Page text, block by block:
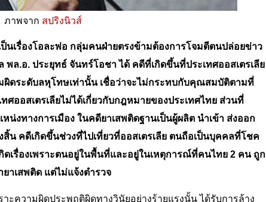
ภาพจาก สปริงนิวส์
นเรื่องโอละพ่อ กลุ่มคนฝ่ายตรงข้ามต้องการโจมตีตนปล่อยข่าว
ล.อ. ประยุทธ์ จันทร์โอชา ได้ คดีที่เกิดขึ้นที่ประเทศออสเตรเลีย
ผิดระดับลหุโทษเท่านั้น เชื่อว่าจะไม่กระทบกับคุณสมบัติตามที่
ออสเตรเลียไม่ได้เกี่ยวกับกฎหมายของประเทศไทย ส่วนที่
งทางการเมือง ในคดียาเสพติดฐานเป็นผู้ผลิต นำเข้า ส่งออก
น คดีเกิดขึ้นช่วงที่ไปเที่ยวที่ออสเตรเลีย ตนถือเป็นบุคคลที่โชค
ดเรื่องเพราะตนอยู่ในพื้นที่และอยู่ในเหตุการณ์ที่คนไทย 2 คน ถูก
าเสพติด แต่ไม่แจ้งตำรวจ
วามผิดประพฤติผิดทางวินัยอย่างร้ายแรงนั้น ได้รับการล้าง